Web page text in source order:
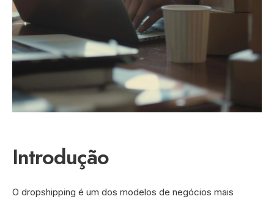
Introdução
O dropshipping é um dos modelos de negócios mais